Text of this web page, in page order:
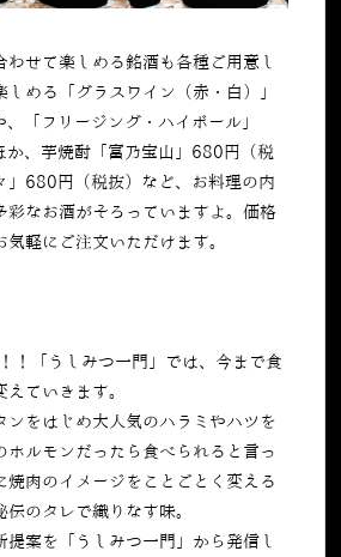
わせて楽しめる銘酒も各種ご用意し
しめる「グラスワイン（赤・白）」
、「フリージング・ハイボール」
、芋焼酎「富乃宝山」 680円（税
680円（税抜）など、お料理の内
彩なお酒がそろっていますよ。価格
軽にご注文いただけます。
！「うしみつ一門」では、今まで食
ていきます。
ンをはじめ大人気のハラミやハツを
ホルモンだったら食べられると言っ
焼肉のイメージをことごとく変える
のタレで織りなす味。
提案を「うしみつ一門」から発信し